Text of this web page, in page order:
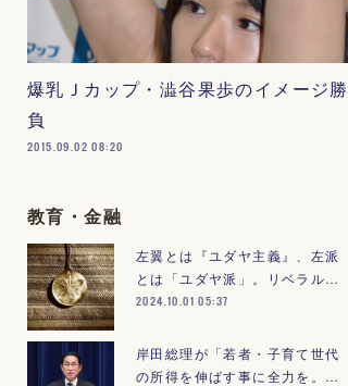
爆乳Ｊカップ・澁谷果歩のイメージ勝
負
2015.09.02 08:20
教育・金融
左翼とは『ユダヤ主義』、左派
とは「ユダヤ派」。リベラル…
2024.10.01 05:37
岸田総理が「若者・子育て世代
の所得を伸ばす事に全力を。…